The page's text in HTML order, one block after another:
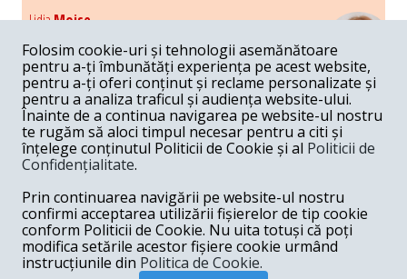
LidiaMoise
Costurile economice ale haosului politic
Opinii / Economia nu poate rezista cu retorica falsă a
susținerii intereselor poporului, care, de fapt, ascunde
obsesia menținerii privilegiilor și a averilor unor caste.
Melania Cincea
Noi puseuri de xenofobie din partea românilor
„neaoși”
Periodic, în spațiul public sunt voci care lansează
mesaje xenofobe la adresa câte unui politician care deranjează un
anumit grup politico-mediatic, într-un anumit moment.
ArmandGosu
Unirea cu Moldova: modele istorice
Folosim cookie-uri și tehnologii asemănătoare
pentru a-ți îmbunătăți experiența pe acest website,
pentru a-ți oferi conținut și reclame personalizate și
pentru a analiza traficul și audiența website-ului.
Înainte de a continua navigarea pe website-ul nostru
te rugăm să aloci timpul necesar pentru a citi și
înțelege conținutul Politicii de Cookie și al Politicii de
Confidențialitate.
Prin continuarea navigării pe website-ul nostru
confirmi acceptarea utilizării fișierelor de tip cookie
conform Politicii de Cookie. Nu uita totuși că poți
modifica setările acestor fișiere cookie urmând
instrucțiunile din Politica de Cookie.